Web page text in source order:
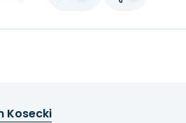
Kosecki